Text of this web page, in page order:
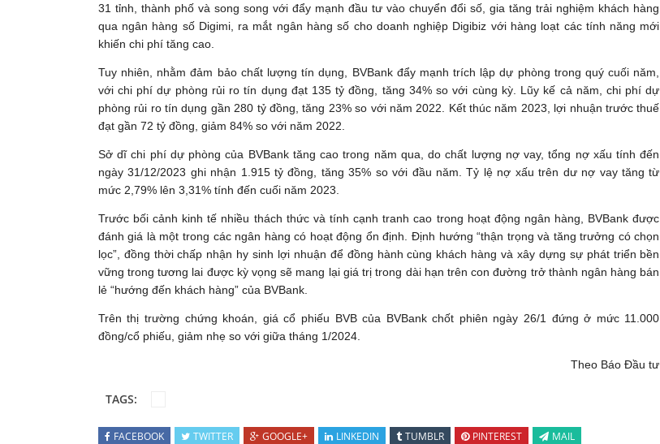
31 tỉnh, thành phố và song song với đẩy mạnh đầu tư vàochuyển đổi số , gia tăng trải nghiệm khách hàng
qua ngân hàng số Digimi, ra mắt ngân hàng số cho doanh nghiệp Digibiz với hàng loạt các tính năng mới
khiến chi phí tăng cao.
Tuy nhiên, nhằm đảm bảo chất lượng tín dụng, BVBank đẩy mạnh trích lập dự phòng trong quý cuối năm,
với chi phí dự phòng rủi ro tín dụng đạt 135 tỷ đồng, tăng 34% so với cùng kỳ. Lũy kế cả năm, chi phí dự
phòng rủi ro tín dụng gần 280 tỷ đồng, tăng 23% so với năm 2022. Kết thúc năm 2023, lợi nhuận trước thuế
đạt gần 72 tỷ đồng, giảm 84% so với năm 2022.
Sở dĩ chi phí dự phòng của BVBank tăng cao trong năm qua, do chất lượng nợ vay, tổng nợ xấu tính đến
ngày 31/12/2023 ghi nhận 1.915 tỷ đồng, tăng 35% so với đầu năm. Tỷ lệ nợ xấu trên dư nợ vay tăng từ
mức 2,79% lên 3,31% tính đến cuối năm 2023.
Trước bối cảnh kinh tế nhiều thách thức và tính cạnh tranh cao trong hoạt động ngân hàng, BVBank được
đánh giá là một trong các ngân hàng có hoạt động ổn định. Định hướng “thận trọng và tăng trưởng có chọn
lọc”, đồng thời chấp nhận hy sinh lợi nhuận để đồng hành cùng khách hàng và xây dựng sự phát triển bền
vững trong tương lai được kỳ vọng sẽ mang lại giá trị trong dài hạn trên con đường trở thành ngân hàng bán
lẻ “hướng đến khách hàng” của BVBank.
Trên thị trường chứng khoán, giá cổ phiếu BVB của BVBank chốt phiên ngày 26/1 đứng ở mức 11.000
đồng/cổ phiếu, giảm nhẹ so với giữa tháng 1/2024.
Theo Báo Đầu tư
TAGS:
FACEBOOK TWITTER GOOGLE+ LINKEDIN TUMBLR PINTEREST MAIL